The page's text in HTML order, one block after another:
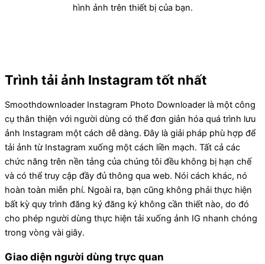
hình ảnh trên thiết bị của bạn.
Trình tải ảnh Instagram tốt nhất
Smoothdownloader Instagram Photo Downloader là một công
cụ thân thiện với người dùng có thể đơn giản hóa quá trình lưu
ảnh Instagram một cách dễ dàng. Đây là giải pháp phù hợp để
tải ảnh từ Instagram xuống một cách liền mạch. Tất cả các
chức năng trên nền tảng của chúng tôi đều không bị hạn chế
và có thể truy cập đầy đủ thông qua web. Nói cách khác, nó
hoàn toàn miễn phí. Ngoài ra, bạn cũng không phải thực hiện
bất kỳ quy trình đăng ký đăng ký không cần thiết nào, do đó
cho phép người dùng thực hiện tải xuống ảnh IG nhanh chóng
trong vòng vài giây.
Giao diện người dùng trực quan